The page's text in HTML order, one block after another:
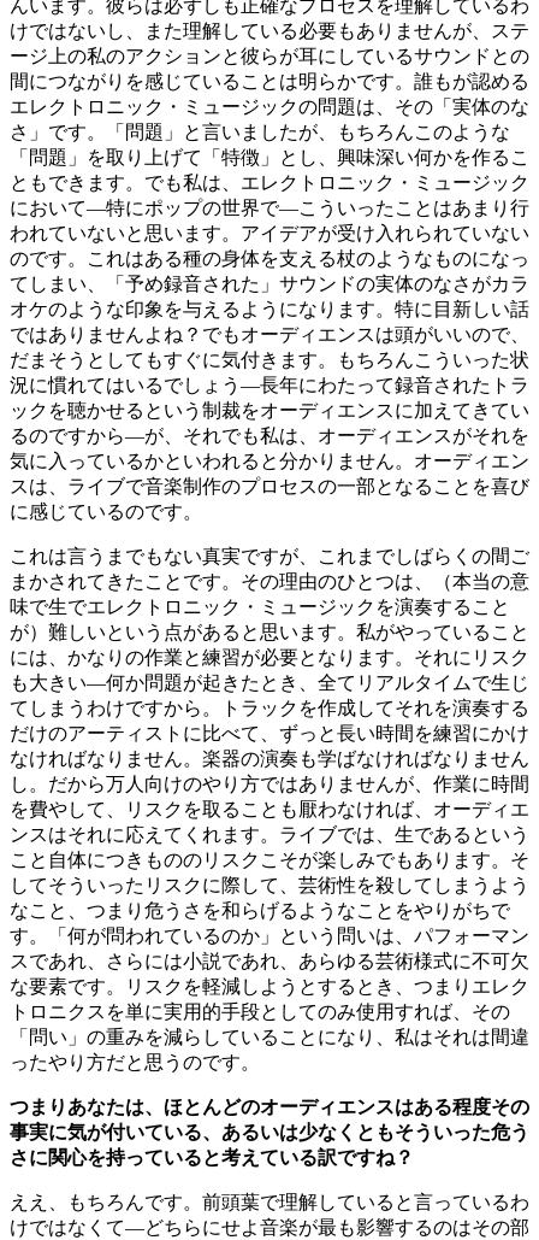
んいます。彼らは必ずしも正確なプロセスを理解しているわ
けではないし、また理解している必要もありませんが、ステ
ージ上の私のアクションと彼らが耳にしているサウンドとの
間につながりを感じていることは明らかです。誰もが認める
エレクトロニック・ミュージックの問題は、その「実体のな
さ」です。「問題」と言いましたが、もちろんこのような
「問題」を取り上げて「特徴」とし、興味深い何かを作るこ
ともできます。でも私は、エレクトロニック・ミュージック
において―特にポップの世界で―こういったことはあまり行
われていないと思います。アイデアが受け入れられていない
のです。これはある種の身体を支える杖のようなものになっ
てしまい、「予め録音された」サウンドの実体のなさがカラ
オケのような印象を与えるようになります。特に目新しい話
ではありませんよね？でもオーディエンスは頭がいいので、
だまそうとしてもすぐに気付きます。もちろんこういった状
況に慣れてはいるでしょう―長年にわたって録音されたトラ
ックを聴かせるという制裁をオーディエンスに加えてきてい
るのですから―が、それでも私は、オーディエンスがそれを
気に入っているかといわれると分かりません。オーディエン
スは、ライブで音楽制作のプロセスの一部となることを喜び
に感じているのです。
これは言うまでもない真実ですが、これまでしばらくの間ご
まかされてきたことです。その理由のひとつは、（本当の意
味で生でエレクトロニック・ミュージックを演奏すること
が）難しいという点があると思います。私がやっていること
には、かなりの作業と練習が必要となります。それにリスク
も大きい―何か問題が起きたとき、全てリアルタイムで生じ
てしまうわけですから。トラックを作成してそれを演奏する
だけのアーティストに比べて、ずっと長い時間を練習にかけ
なければなりません。楽器の演奏も学ばなければなりません
し。だから万人向けのやり方ではありませんが、作業に時間
を費やして、リスクを取ることも厭わなければ、オーディエ
ンスはそれに応えてくれます。ライブでは、生であるという
こと自体につきもののリスクこそが楽しみでもあります。そ
してそういったリスクに際して、芸術性を殺してしまうよう
なこと、つまり危うさを和らげるようなことをやりがちで
す。「何が問われているのか」という問いは、パフォーマン
スであれ、さらには小説であれ、あらゆる芸術様式に不可欠
な要素です。リスクを軽減しようとするとき、つまりエレク
トロニクスを単に実用的手段としてのみ使用すれば、その
「問い」の重みを減らしていることになり、私はそれは間違
ったやり方だと思うのです。
つまりあなたは、ほとんどのオーディエンスはある程度その
事実に気が付いている、あるいは少なくともそういった危う
さに関心を持っていると考えている訳ですね？
ええ、もちろんです。前頭葉で理解していると言っているわ
けではなくて―どちらにせよ音楽が最も影響するのはその部